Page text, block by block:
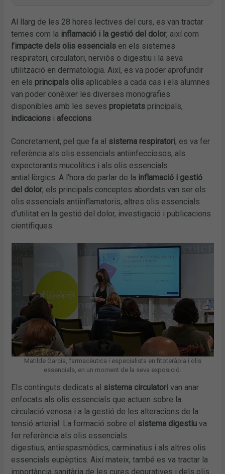
Al llarg de les 28 hores lectives del curs, es van tractar
temes com la inflamació i la gestió del dolor, així com
l’impacte dels olis essencials en els sistemes
respiratori, circulatori, nerviós o digestiu i la seva
utilització en dermatologia. Així, es va poder aprofundir
en els principals olis aplicables a cada cas i els alumnes
van poder conèixer les diverses monografies
disponibles amb les seves propietats principals,
indicacions i afeccions.
Concretament, pel que fa al sistema respiratori, es va fer
referència als olis essencials antiinfecciosos, als
expectorants mucolítics i als olis essencials
antial·lèrgics. A l’hora de parlar de la inflamació i gestió
del dolor, els principals conceptes abordats van ser els
olis essencials antiinflamatoris, altres olis essencials
d’utilitat en la gestió del dolor, investigació i publicacions
científiques.
Matilde García, farmacèutica i especialista en fitoteràpia i olis
essencials, en un moment de la seva exposició.
Els continguts dedicats al sistema circulatori van anar
enfocats als olis essencials que actuen sobre la
circulació venosa i a la gestió de les alteracions de la
tensió arterial. La formació sobre el sistema digestiu va
fer referència als olis essencials
digestius, antiespasmòdics, carminatius i als altres olis
essencials eupèptics. Així mateix, també es va tractar la
importància sanitària de les cures depuratives i dels olis